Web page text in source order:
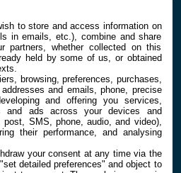
À PROPOS
Contact
to store and access information on
in emails, etc.), combine and share
partners, whether collected on this
held by some of us, or obtained
browsing, preferences, purchases,
and emails, phone, precise
and offering you services,
and ads across your devices and
SMS, phone, audio, and video),
their performance, and analysing
your consent at any time via the
detailed preferences" and object to